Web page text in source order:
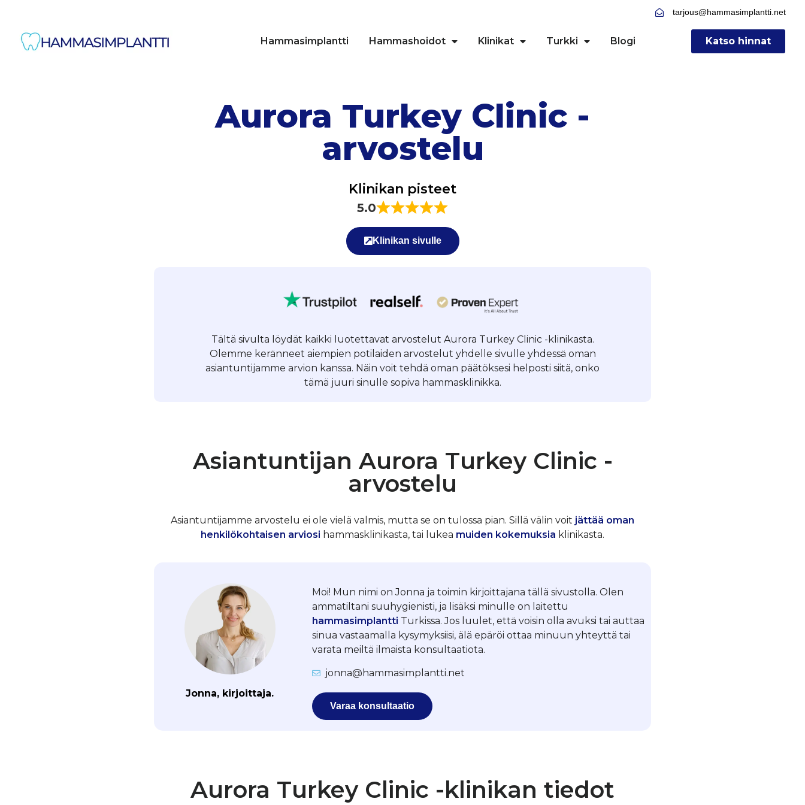
tarjous@hammasimplantti.net
Hammasimplantti Hammashoidot Klinikat Turkki Blogi Katso hinnat
Aurora Turkey Clinic -
arvostelu
Klinikan pisteet
5.0
Klinikan sivulle
Tältä sivulta löydät kaikki luotettavat arvostelut Aurora Turkey Clinic -klinikasta.
Olemme keränneet aiempien potilaiden arvostelut yhdelle sivulle yhdessä oman
asiantuntijamme arvion kanssa. Näin voit tehdä oman päätöksesi helposti siitä, onko
tämä juuri sinulle sopiva hammasklinikka.
Asiantuntijan Aurora Turkey Clinic -
arvostelu
Asiantuntijamme arvostelu ei ole vielä valmis, mutta se on tulossa pian. Sillä välin voit jättää oman
henkilökohtaisen arviosi hammasklinikasta, tai lukea muiden kokemuksia klinikasta.
Jonna, kirjoittaja.
Moi! Mun nimi on Jonna ja toimin kirjoittajana tällä sivustolla. Olen
ammatiltani suuhygienisti, ja lisäksi minulle on laitettu
hammasimplantti Turkissa. Jos luulet, että voisin olla avuksi tai auttaa
sinua vastaamalla kysymyksiisi, älä epäröi ottaa minuun yhteyttä tai
varata meiltä ilmaista konsultaatiota.
jonna@hammasimplantti.net
Varaa konsultaatio
Aurora Turkey Clinic -klinikan tiedot